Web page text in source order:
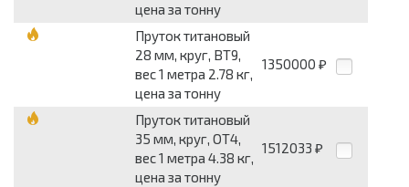
цена за тонну
Пруток титановый
28 мм, круг, ВТ9,
вес 1 метра 2.78 кг,
цена за тонну
1350000 ₽
Пруток титановый
35 мм, круг, ОТ4,
вес 1 метра 4.38 кг,
цена за тонну
1512033 ₽